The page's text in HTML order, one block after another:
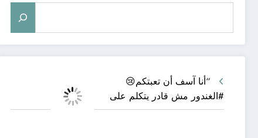
“أنا آسف أن تعبتكم😢
#الغندور مش قادر يتكلم على